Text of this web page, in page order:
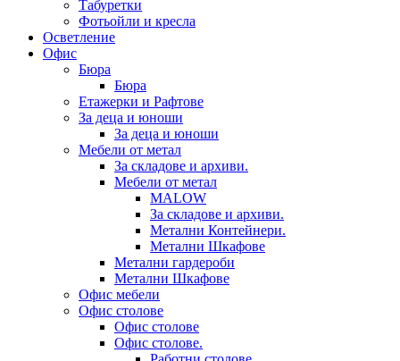
Табуретки
Фотьойли и кресла
Осветление
Офис
Бюра
Бюра
Етажерки и Рафтове
За деца и юноши
За деца и юноши
Мебели от метал
За складове и архиви.
Мебели от метал
MALOW
За складове и архиви.
Метални Контейнери.
Метални Шкафове
Метални гардероби
Метални Шкафове
Офис мебели
Офис столове
Офис столове
Офис столове.